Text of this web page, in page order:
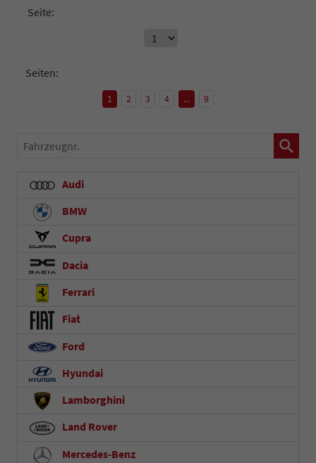
Seite:
Seiten:
1 2 3 4 ... 9
Fahrzeugnr.
Audi
BMW
Cupra
Dacia
Ferrari
Fiat
Ford
Hyundai
Lamborghini
Land Rover
Mercedes-Benz